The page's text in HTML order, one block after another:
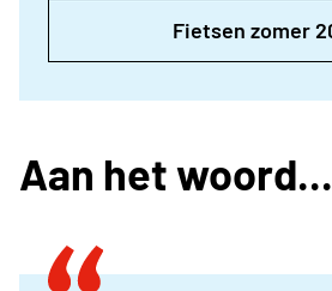
Fietsen zomer
Aan het woord...